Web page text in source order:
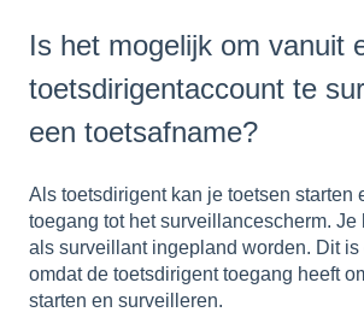
Is het mogelijk om vanuit
toetsdirigentaccount te
een toetsafname?
Als toetsdirigent kan je toetsen starten
toegang tot het surveillancescherm.
als surveillant ingepland worden. Dit is
omdat de toetsdirigent toegang heeft
starten en surveilleren.